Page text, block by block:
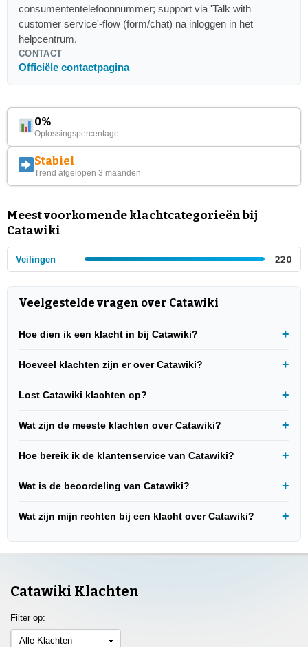
consumententelefoonnummer; support via 'Talk with
customer service'-flow (form/chat) na inloggen in het
helpcentrum.
CONTACT
Officiële contactpagina
0%
Oplossingspercentage
Stabiel
Trend afgelopen 3 maanden
Meest voorkomende klachtcategorieën bij
Catawiki
Veilingen 220
Veelgestelde vragen over Catawiki
Hoe dien ik een klacht in bij Catawiki?
Hoeveel klachten zijn er over Catawiki?
Lost Catawiki klachten op?
Wat zijn de meeste klachten over Catawiki?
Hoe bereik ik de klantenservice van Catawiki?
Wat is de beoordeling van Catawiki?
Wat zijn mijn rechten bij een klacht over Catawiki?
Catawiki Klachten
Filter op:
Alle Klachten